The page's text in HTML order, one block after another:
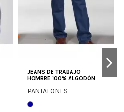
JEANS DE TRABAJO
HOMBRE 100% ALGODÓN
PANTALONES